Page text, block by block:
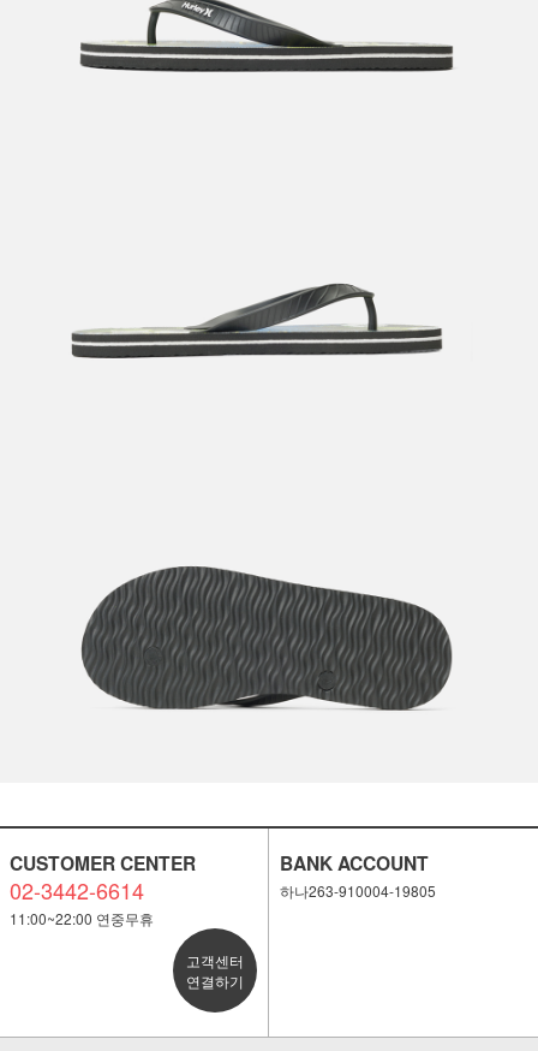
이코 라이프 하
CUSTOMER CENTER
02-3442-6614
11:00~22:00 연중무휴
고객센터
연결하기
BANK ACCOUNT
하나263-910004-19805